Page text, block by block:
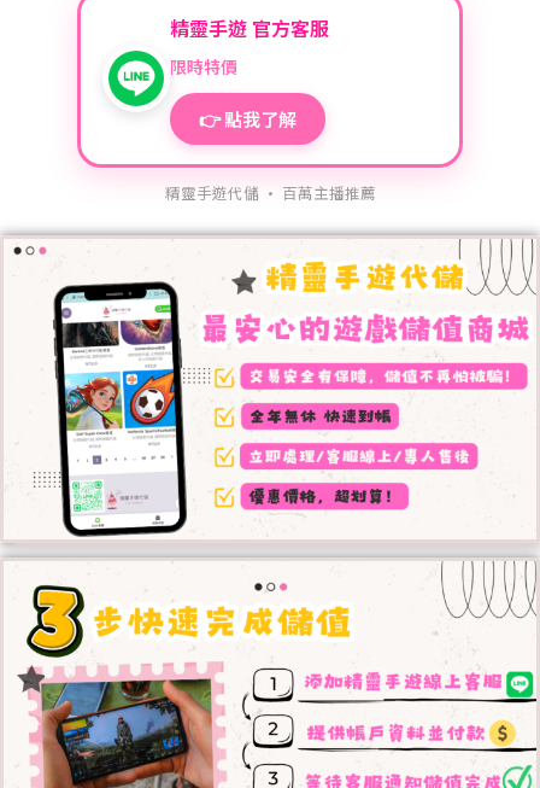
精靈手遊 官方客服
限時特價
👉 點我了解
精靈手遊代儲 · 百萬主播推薦